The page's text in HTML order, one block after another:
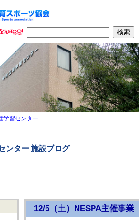
学習センター
ンター 施設ブログ
12/5（土）NESPA主催事業